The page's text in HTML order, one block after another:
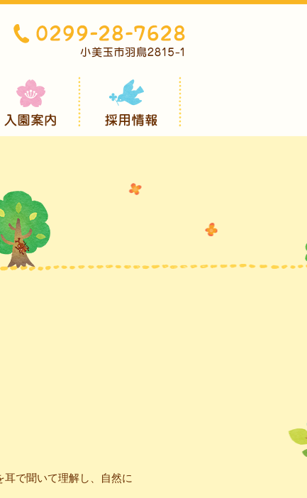
で聞いて理解し、自然に